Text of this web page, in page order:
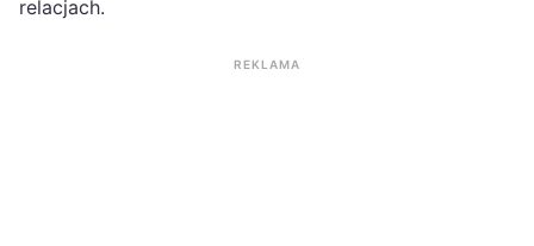
relacjach.
REKLAMA